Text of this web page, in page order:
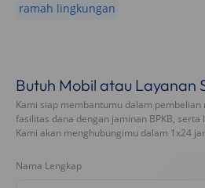
ramah lingkungan
Butuh Mobil atau Layanan
Kami siap membantumu dalam pembelian
fasilitas dana dengan jaminan BPKB,
Kami akan menghubungimu dalam 1x24
Nama Lengkap